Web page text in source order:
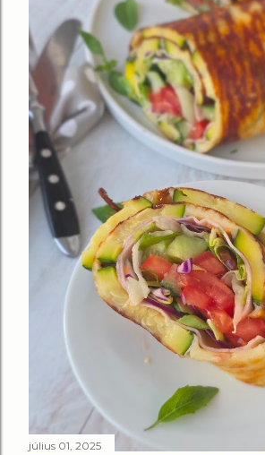
július 01, 2025